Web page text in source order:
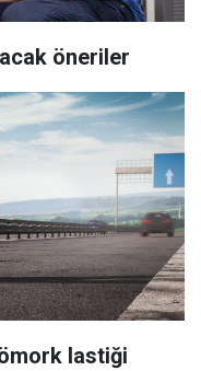
öneriler
lastiği